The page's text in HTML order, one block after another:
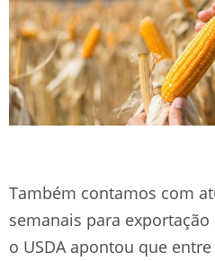
Também contamos com
semanais para
o USDA apontou que